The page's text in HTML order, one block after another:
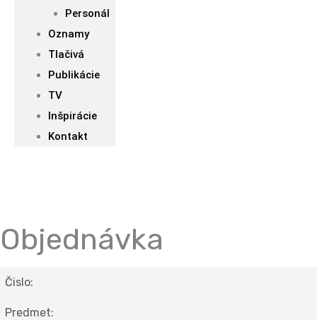
Personál
Oznamy
Tlačivá
Publikácie
TV
Inšpirácie
Kontakt
Objednávka
Čislo:
Predmet: